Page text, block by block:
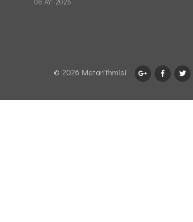
08 ΑΥΓ 2026
© 2026 Μetarithmisi